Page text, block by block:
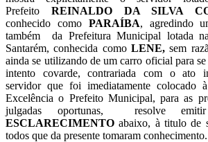
Prefeito REINALDO DA SILVA
conhecido como PARAÍBA, agredindo
também da Prefeitura Municipal lotada
Santarém, conhecida comoLENE,sem
ainda se utilizando de um carro oficial para
intento covarde, contrariada com o ato
servidor que foi imediatamente colocado
Excelência o Prefeito Municipal, para as
julgadas oportunas, resolve
ESCLARECIMENTO abaixo, à titulo de
todos que da presente tomaram conhecimento.